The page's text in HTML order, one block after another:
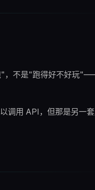
"，不是"跑得好不好玩
调用 API，但那是另一